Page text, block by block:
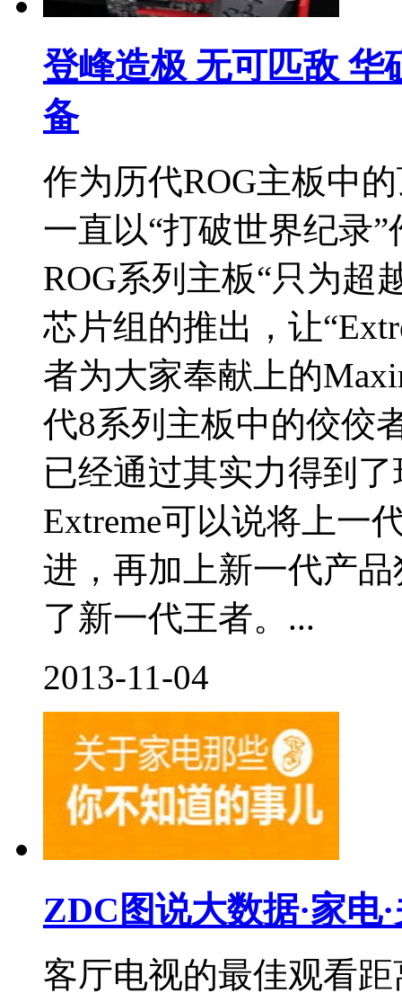
登峰造极 无可匹敌 华
备
作为历代ROG主板中
一直以“打破世界纪录
ROG系列主板“只为超
芯片组的推出，让
者为大家奉献上的
代8系列主板中的佼佼
已经通过其实力得到
Extreme可以说将上一
进，再加上新一代产
了新一代王者。...
2013-11-04
ZDC图说大数据·家电
客厅电视的最佳观看